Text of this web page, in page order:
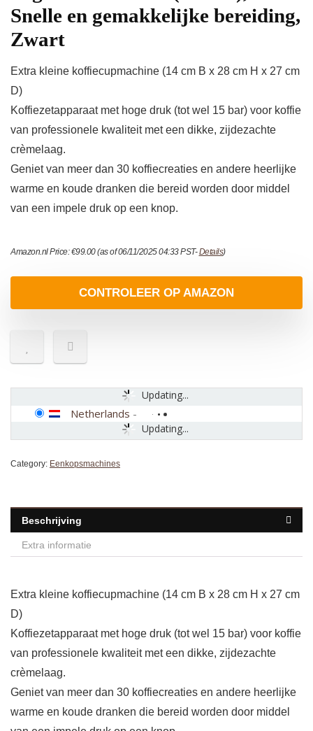
Snelle en gemakkelijke bereiding,
Zwart
Extra kleine koffiecupmachine (14 cm B x 28 cm H x 27 cm
D)
Koffiezetapparaat met hoge druk (tot wel 15 bar) voor koffie
van professionele kwaliteit met een dikke, zijdezachte
crèmelaag.
Geniet van meer dan 30 koffiecreaties en andere heerlijke
warme en koude dranken die bereid worden door middel
van een impele druk op een knop.
Amazon.nl Price:€99.00(as of 06/11/2025 04:33 PST-Details)
CONTROLEER OP AMAZON
Updating...
Updating...
Netherlands -
Category: Eenkopsmachines
Beschrijving
Extra informatie
Extra kleine koffiecupmachine (14 cm B x 28 cm H x 27 cm
D)
Koffiezetapparaat met hoge druk (tot wel 15 bar) voor koffie
van professionele kwaliteit met een dikke, zijdezachte
crèmelaag.
Geniet van meer dan 30 koffiecreaties en andere heerlijke
warme en koude dranken die bereid worden door middel